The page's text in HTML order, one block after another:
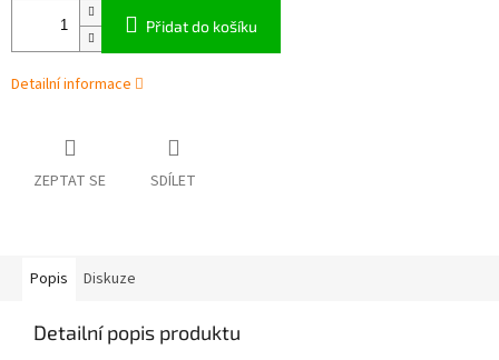
Přidat do košíku
Detailní informace
ZEPTAT SE SDÍLET
Popis Diskuze
Detailní popis produktu